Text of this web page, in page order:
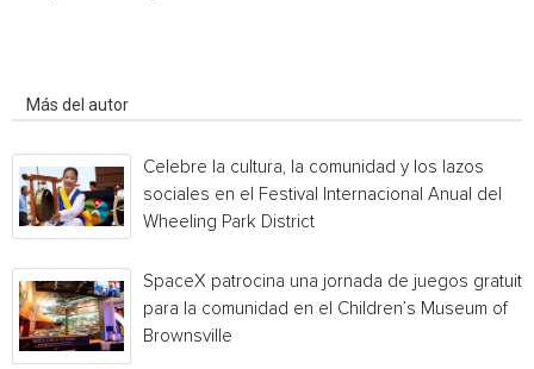
Más del autor
Celebre la cultura, la comunidad y los lazos
sociales en el Festival Internacional Anual del
Wheeling Park District
SpaceX patrocina una jornada de juegos gratuita
para la comunidad en el Children’s Museum of
Brownsville